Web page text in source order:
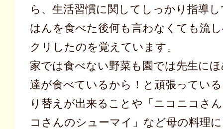
ら、生活習慣に関してしっかり指導
はんを食べた後何も言わなくても流
クリしたのを覚えています。
家では食べない野菜も園では先生に
達が食べているから！と頑張ってい
り替えが出来ることや「ニコニコさ
コさんのシューマイ」など母の料理